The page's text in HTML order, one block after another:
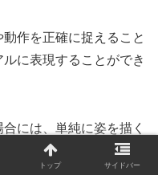
作を正確に捉えること
に表現することができ
には、単純に姿を描く
ている姿・寝転がって
トップ サイドバー